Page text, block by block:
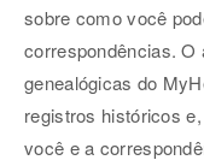
sobre como você
correspondências. O
genealógicas do
registros históricos
você e a